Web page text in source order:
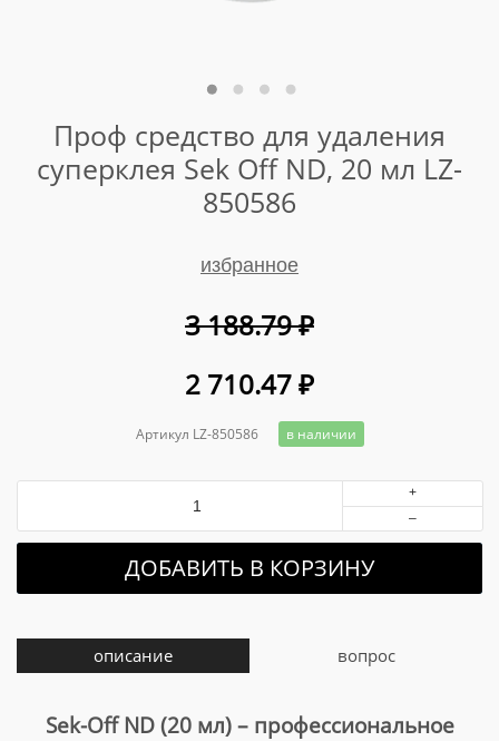
Проф средство для удаления
суперклея Sek Off ND, 20 мл LZ-
850586
избранное
3 188.79₽
2 710.47₽
Артикул LZ-850586 в наличии
+
–
ДОБАВИТЬ В КОРЗИНУ
описание вопрос
Sek-Off ND (20 мл) – профессиональное